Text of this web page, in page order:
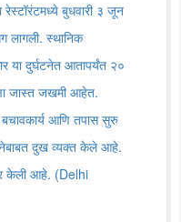
बुधवारी ३ जून
लागली. स्थानिक
या दुर्घटनेत आतापर्यंत २०
जास्त जखमी आहेत.
आणि तपास सुरु
दुख व्यक्त केले आहे.
केली आहे. (Delhi